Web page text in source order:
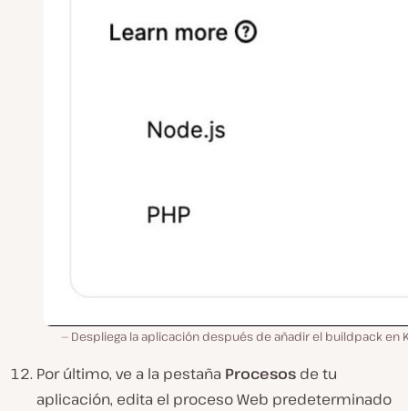
Despliega la aplicación después de añadir el buildpack en
Por último, ve a la pestaña Procesos de tu
aplicación, edita el proceso Web predeterminado